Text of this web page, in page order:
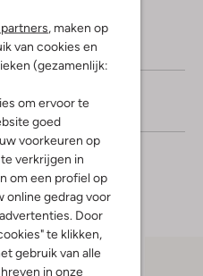
, maken op
van cookies en
(gezamenlijk:
om ervoor te
goed
voorkeuren op
verkrijgen in
om een profiel op
online gedrag voor
Door
te klikken,
gebruik van alle
in onze